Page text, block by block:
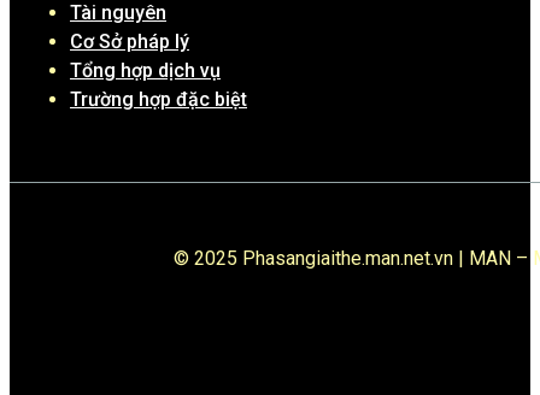
Tài nguyên
Cơ Sở pháp lý
Tổng hợp dịch vụ
Trường hợp đặc biệt
© 2025 Phasangiaithe.man.net.vn | MAN –